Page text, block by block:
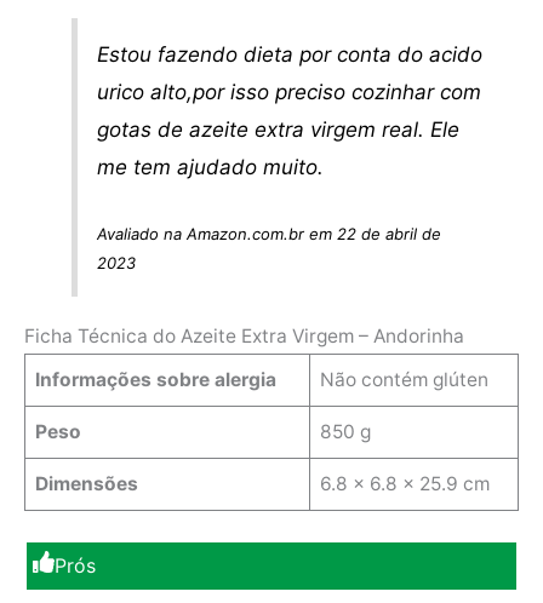
Estou fazendo dieta por conta do acido
urico alto,por isso preciso cozinhar com
gotas de azeite extra virgem real. Ele
me tem ajudado muito.
Avaliado na Amazon.com.br em 22 de abril de
2023
Ficha Técnica do Azeite Extra Virgem – Andorinha
Informações sobre alergia
Não contém glúten
Peso 850 g
Dimensões ‎6.8 x 6.8 x 25.9 cm
Prós